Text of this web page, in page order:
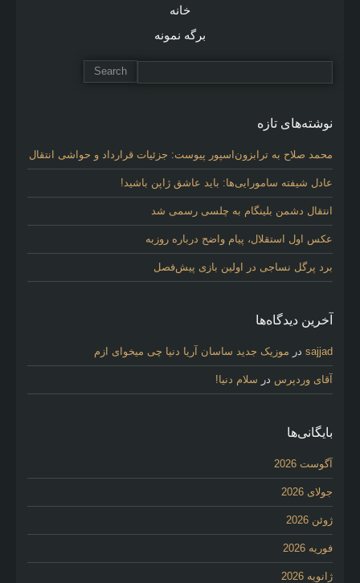
خانه
برگه نمونه
نوشته‌های تازه
محمد صلاح به ترابزون‌اسپور پیوست: جزئیات قرارداد و حواشی انتقال
عادل شیفته سامورایی‌ها: باید عاشق ژاپن باشید!
انتقال دشمن بلینگام به چلسی رسمی شد
عکس اول استقلال، پیام واضح درباره روزبه
برد پرگل نساجی در اولین بازی پیش‌فصل
آخرین دیدگاه‌ها
sajjad در موزیک جدید ساسان آریا دنیا چی میخوای ازم
آقای وردپرس در سلام دنیا!
بایگانی‌ها
آگوست 2026
جولای 2026
ژوئن 2026
فوریه 2026
ژانویه 2026